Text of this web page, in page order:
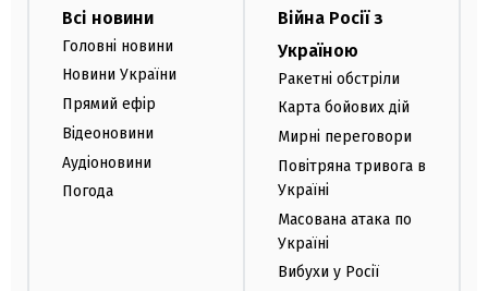
Всі новини
Головні новини
Новини України
Прямий ефір
Відеоновини
Аудіоновини
Погода
Війна Росії з
Україною
Ракетні обстріли
Карта бойових дій
Мирні переговори
Повітряна тривога в
Україні
Масована атака по
Україні
Вибухи у Росії